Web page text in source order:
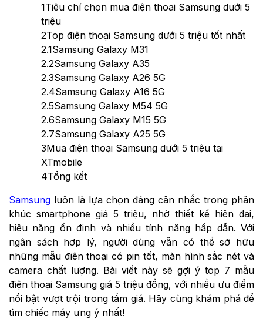
1Tiêu chí chọn mua điện thoại Samsung dưới 5
triệu
2Top điện thoại Samsung dưới 5 triệu tốt nhất
2.1Samsung Galaxy M31
2.2Samsung Galaxy A35
2.3Samsung Galaxy A26 5G
2.4Samsung Galaxy A16 5G
2.5Samsung Galaxy M54 5G
2.6Samsung Galaxy M15 5G
2.7Samsung Galaxy A25 5G​
3Mua điện thoại Samsung dưới 5 triệu tại
XTmobile
4Tổng kết
Samsung luôn là lựa chọn đáng cân nhắc trong phân
khúc smartphone giá 5 triệu, nhờ thiết kế hiện đại,
hiệu năng ổn định và nhiều tính năng hấp dẫn. Với
ngân sách hợp lý, người dùng vẫn có thể sở hữu
những mẫu điện thoại có pin tốt, màn hình sắc nét và
camera chất lượng. Bài viết này sẽ gợi ý top 7 mẫu
điện thoại Samsung giá 5 triệu đồng, với nhiều ưu điểm
nổi bật vượt trội trong tầm giá. Hãy cùng khám phá để
tìm chiếc máy ưng ý nhất!